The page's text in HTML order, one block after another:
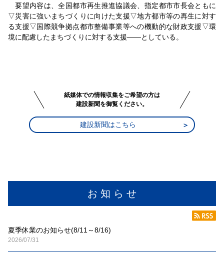
お 知 ら せ
夏季休業のお知らせ(8/11～8/16)
2026/07/31
要望内容は、全国都市再生推進協議会、指定都市市長会ともに
▽災害に強いまちづくりに向けた支援▽地方都市等の再生に対す
る支援▽国際競争拠点都市整備事業等への機動的な財政支援▽環
境に配慮したまちづくりに対する支援――としている。
紙媒体での情報収集をご希望の方は
建設新聞を御覧ください。
建設新聞はこちら